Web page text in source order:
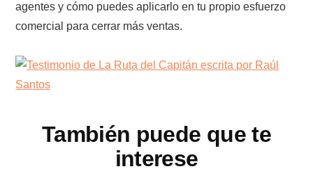
agentes y cómo puedes aplicarlo en tu propio esfuerzo
comercial para cerrar más ventas.
También puede que te
interese